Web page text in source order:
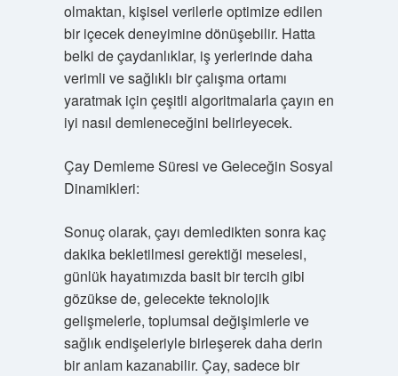
olmaktan, kişisel verilerle optimize edilen
bir içecek deneyimine dönüşebilir. Hatta
belki de çaydanlıklar, iş yerlerinde daha
verimli ve sağlıklı bir çalışma ortamı
yaratmak için çeşitli algoritmalarla çayın en
iyi nasıl demleneceğini belirleyecek.
Çay Demleme Süresi ve Geleceğin Sosyal
Dinamikleri:
Sonuç olarak, çayı demledikten sonra kaç
dakika bekletilmesi gerektiği meselesi,
günlük hayatımızda basit bir tercih gibi
gözükse de, gelecekte teknolojik
gelişmelerle, toplumsal değişimlerle ve
sağlık endişeleriyle birleşerek daha derin
bir anlam kazanabilir. Çay, sadece bir